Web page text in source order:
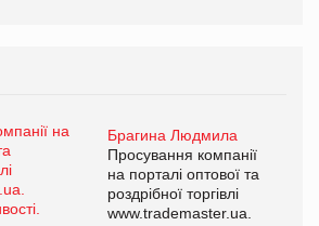
Брагина Людмила
Просування компанії
на порталі оптової та
роздрібної торгівлі
www.trademaster.ua.